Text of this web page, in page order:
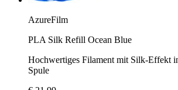
AzureFilm
PLA Silk Refill Ocean Blue
Hochwertiges Filament mit Silk-Effekt
Spule